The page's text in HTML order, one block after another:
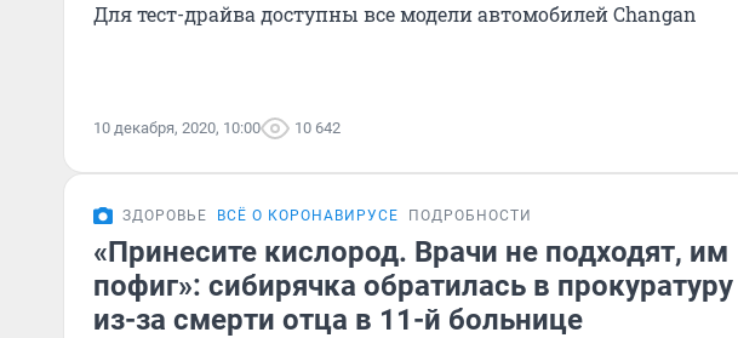
Для тест-драйва доступны все модели автомобилей Changan
10 декабря, 2020, 10:00 10 642
ЗДОРОВЬЕ ВСЁ О КОРОНАВИРУСЕ ПОДРОБНОСТИ
«Принесите кислород. Врачи не подходят, им
пофиг»: сибирячка обратилась в прокуратуру
из-за смерти отца в 11-й больнице